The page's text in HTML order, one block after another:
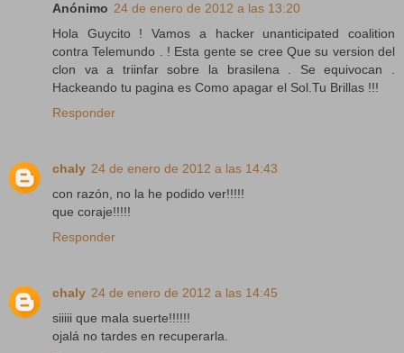
Anónimo 24 de enero de 2012 a las 13:20
Hola Guycito ! Vamos a hacker unanticipated coalition
contra Telemundo . ! Esta gente se cree Que su version del
clon va a triinfar sobre la brasilena . Se equivocan .
Hackeando tu pagina es Como apagar el Sol.Tu Brillas !!!
Responder
chaly 24 de enero de 2012 a las 14:43
con razón, no la he podido ver!!!!!
que coraje!!!!!
Responder
chaly 24 de enero de 2012 a las 14:45
siiiii que mala suerte!!!!!!
ojalá no tardes en recuperarla.